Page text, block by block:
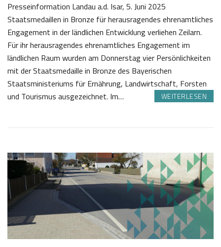
Presseinformation Landau a.d. Isar, 5. Juni 2025
Staatsmedaillen in Bronze für herausragendes ehrenamtliches
Engagement in der ländlichen Entwicklung verliehen Zeilarn.
Für ihr herausragendes ehrenamtliches Engagement im
ländlichen Raum wurden am Donnerstag vier Persönlichkeiten
mit der Staatsmedaille in Bronze des Bayerischen
Staatsministeriums für Ernährung, Landwirtschaft, Forsten
und Tourismus ausgezeichnet. Im…
WEITERLESEN
9
0
2
0
2
5
o
e
K
a
s
t
l